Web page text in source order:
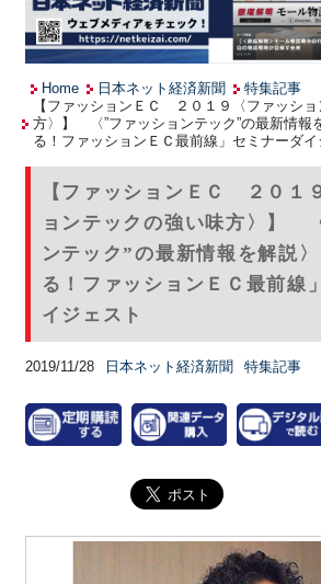
Home 日本ネット経済新聞
特集記事
【ファッションＥＣ ２０１９〈ファッシ
方〉】 〈”ファッションテック”の最新情報
る！ファッションＥＣ最前線」セミナーダイ
【ファッションＥＣ ２０１
ョンテックの強い味方〉】
ンテック”の最新情報を解説
る！ファッションＥＣ最前線
イジェスト
2019/11/28 日本ネット経済新聞 特集記事